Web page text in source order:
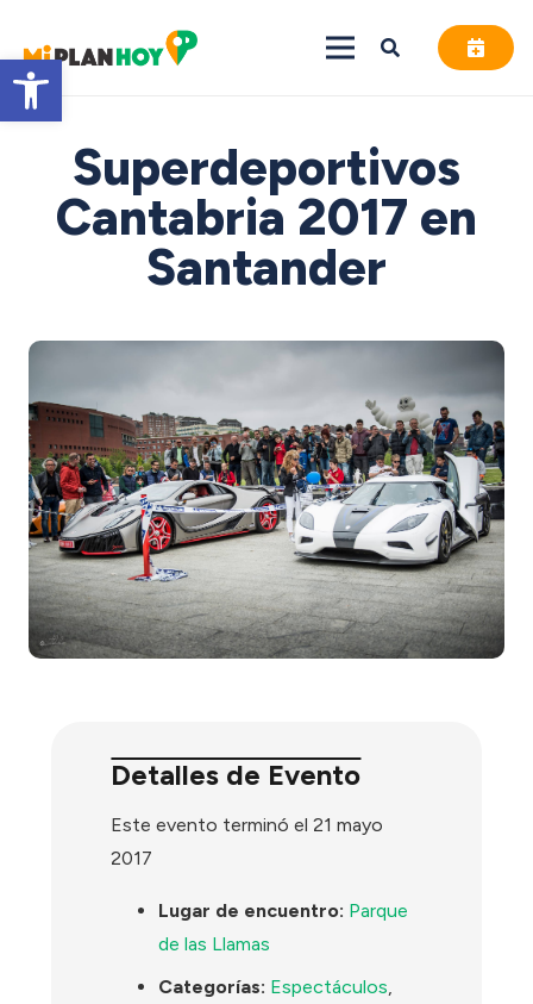
Abrir barra de herramientas
Superdeportivos
Cantabria 2017 en
Santander
Detalles de Evento
Este evento terminó el 21 mayo
2017
Lugar de encuentro: Parque
de las Llamas
Categorías: Espectáculos,